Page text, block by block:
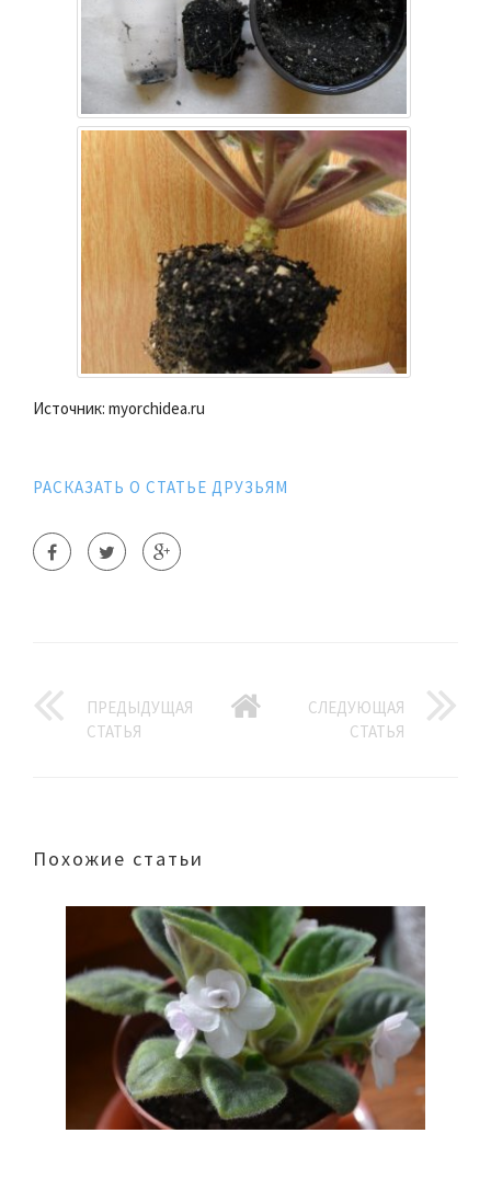
Источник: myorchidea.ru
РАСКАЗАТЬ О СТАТЬЕ ДРУЗЬЯМ
ПРЕДЫДУЩАЯ
СТАТЬЯ
СЛЕДУЮЩАЯ
СТАТЬЯ
Похожие статьи